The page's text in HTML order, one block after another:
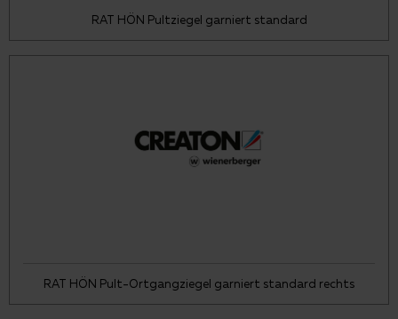
RAT HÖN Pultziegel garniert standard
RAT HÖN Pult-Ortgangziegel garniert standard rechts